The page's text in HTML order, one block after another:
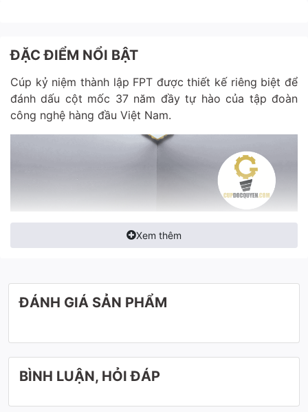
ĐẶC ĐIỂM NỔI BẬT
Cúp kỷ niệm thành lập FPT được thiết kế riêng biệt để
đánh dấu cột mốc 37 năm đầy tự hào của tập đoàn
công nghệ hàng đầu Việt Nam.
Xem thêm
ĐÁNH GIÁ SẢN PHẨM
BÌNH LUẬN, HỎI ĐÁP